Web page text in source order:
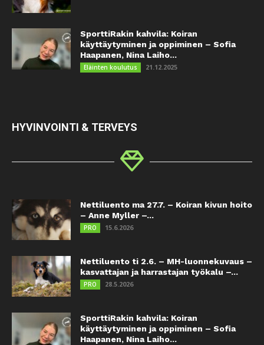
SporttiRakin kahvila: Koiran
käyttäytyminen ja oppiminen – Sofia
Haapanen, Nina Laiho...
Eläinten koulutus 21.12.2025
HYVINVOINTI & TERVEYS
Nettiluento ma 27.7. – Koiran kivun hoito
– Anne Myller –...
PRO 15.6.2026
Nettiluento ti 2.6. – MH-luonnekuvaus –
kasvattajan ja harrastajan työkalu –...
PRO 28.5.2026
SporttiRakin kahvila: Koiran
käyttäytyminen ja oppiminen – Sofia
Haapanen, Nina Laiho...